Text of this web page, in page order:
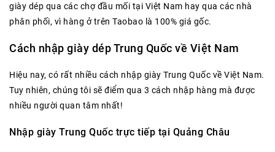
giày dép qua các chợ đầu mối tại Việt Nam hay qua các nhà
phân phối, vì hàng ở trên Taobao là 100% giá gốc.
Cách nhập giày dép Trung Quốc về Việt Nam
Hiệu nay, có rất nhiều cách nhập giày Trung Quốc về Việt Nam.
Tuy nhiên, chúng tôi sẽ điểm qua 3 cách nhập hàng mà được
nhiều người quan tâm nhất!
Nhập giày Trung Quốc trực tiếp tại Quảng Châu